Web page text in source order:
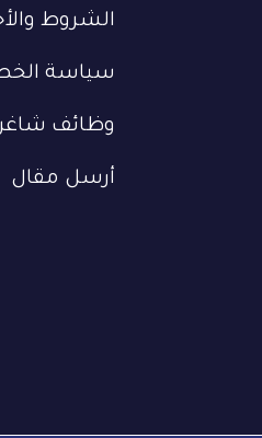
الشروط
سياسة
وظائف
أرسل مقال